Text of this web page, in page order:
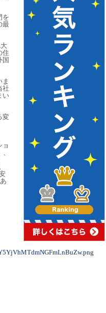
を
最
住
国
社
い
変